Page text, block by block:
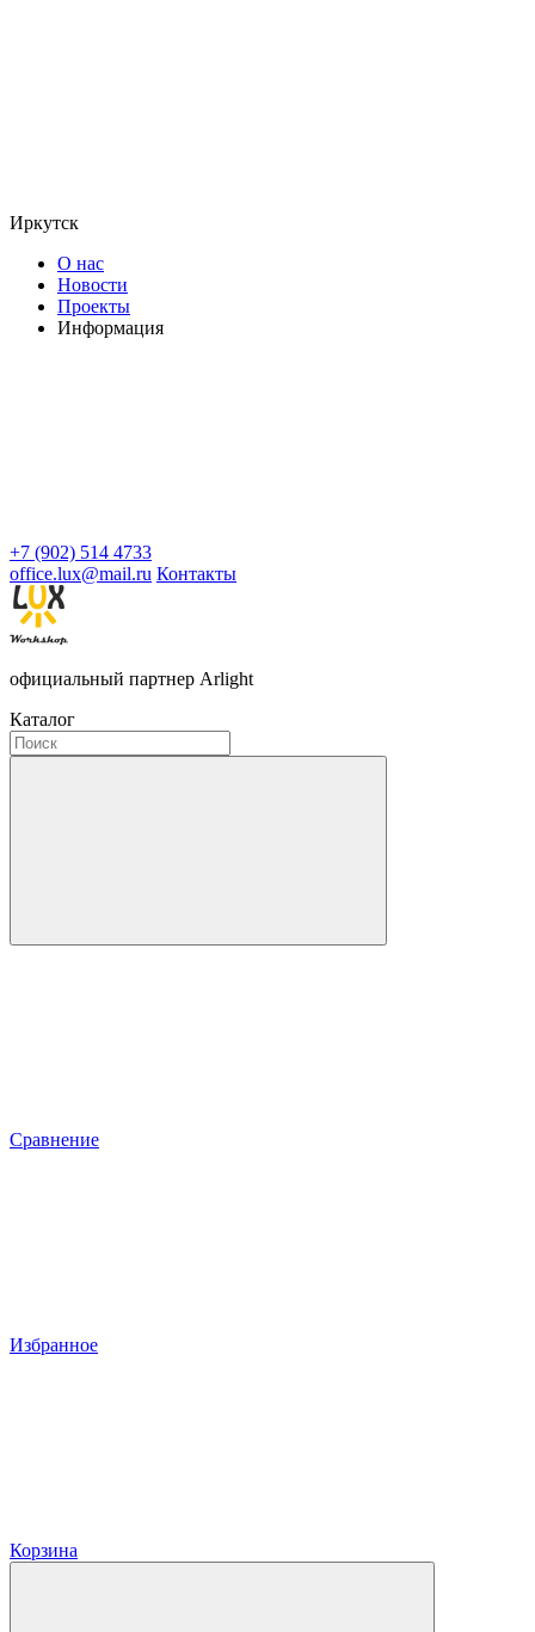
Иркутск
О нас
Новости
Проекты
Информация
+7 (902) 514 4733
office.lux@mail.ru Контакты
официальный партнер Arlight
Каталог
Сравнение
Избранное
Корзина